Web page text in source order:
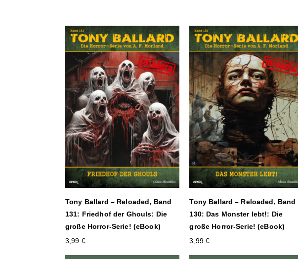
Tony Ballard – Reloaded, Band
131: Friedhof der Ghouls: Die
große Horror-Serie! (eBook)
3,99 €
Tony Ballard – Reloaded, Band
130: Das Monster lebt!: Die
große Horror-Serie! (eBook)
3,99€